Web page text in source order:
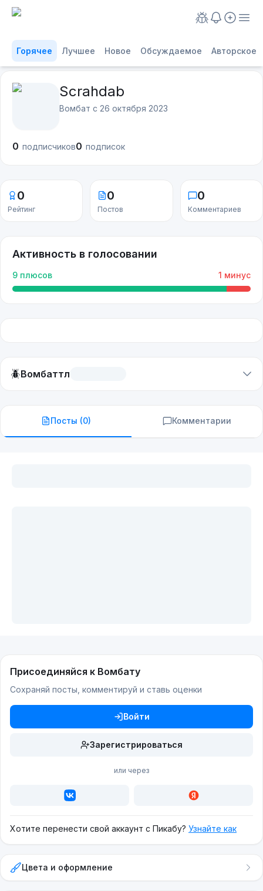
Горячее Лучшее Новое Обсуждаемое Авторское
Scrahdab
Вомбат с 26 октября 2023
0 подписчиков0 подписок
0
Рейтинг
0
Постов
0
Комментариев
Активность в голосовании
9 плюсов 1 минус
🪲Вомбаттл
Посты (0) Комментарии
Присоединяйся к Вомбату
Сохраняй посты, комментируй и ставь оценки
Войти
Зарегистрироваться
или через
Хотите перенести свой аккаунт с Пикабу? Узнайте как
Цвета и оформление